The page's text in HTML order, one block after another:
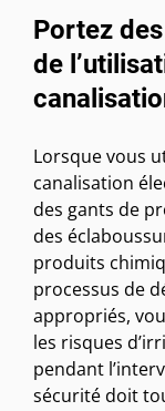
Portez
de
Lorsque vous
canalisation
des gants de
des
produits
processus de
appropriés,
les risques
pendant
sécurité doit